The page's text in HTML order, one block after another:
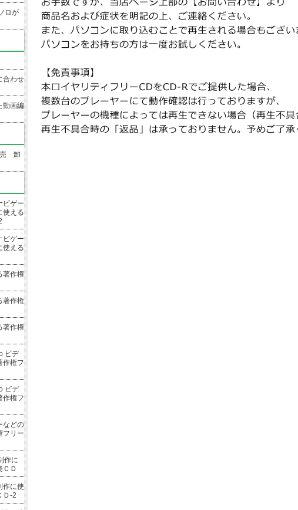
ロが
合わせ
動画編
売 卸
ビゲー
使える
ビゲー
使える
著作権
著作権
著作権
ビデ
作権フ
ビデ
作権フ
などの
フリー
作に
ＣＤ
作に使
Ｄ-2